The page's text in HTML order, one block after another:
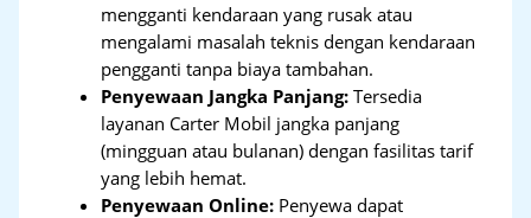
mengganti kendaraan yang rusak atau
mengalami masalah teknis dengan kendaraan
pengganti tanpa biaya tambahan.
Penyewaan Jangka Panjang: Tersedia
layanan Carter Mobil jangka panjang
(mingguan atau bulanan) dengan fasilitas tarif
yang lebih hemat.
Penyewaan Online: Penyewa dapat